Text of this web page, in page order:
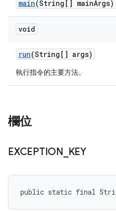
main(String[] mainArgs)
void
run(String[] args)
執行指令的主要方法。
欄位
EXCEPTION KEY
public static final String